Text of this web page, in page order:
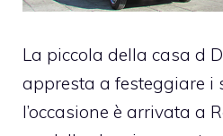
La piccola della casa d
appresta a festeggiare i
l’occasione è arrivata a